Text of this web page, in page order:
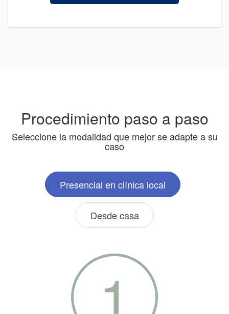
Procedimiento paso a paso
Seleccione la modalidad que mejor se adapte a su
caso
Presencial en clínica local
Desde casa
1